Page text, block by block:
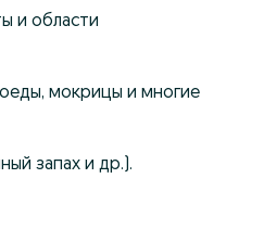
и области
мокрицы и многие
запах и др.).